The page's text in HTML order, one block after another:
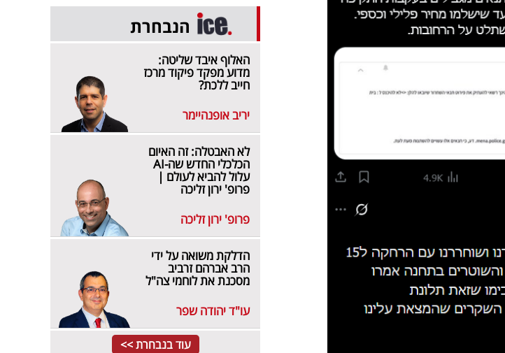
הנבחרת
האלוף איבד שליטה:
מדוע מפקד פיקוד מרכז
חייב ללכת?
יריב אופנהיימר
לא האבטלה: זה האיום
הכלכלי החדש שה-AI
עלול להביא לעולם |
פרופ' ירון זליכה
פרופ' ירון זליכה
הדלקת משואה על ידי
הרב אברהם זרביב
מסכנת את לוחמי צה"ל
עו"ד יהודה שפר
עוד בנבחרת >>